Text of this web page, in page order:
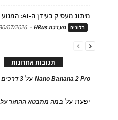
מיתוג מעסיק בעידן ה-AI: המנוע הכלכלי של גיוס ושימור טלנטים
בלוגים מערכת HRus -
07/2026
תגובות אחרונות
Nano Banana 2 Proעל 3 דרכים לבניית ביטחון עצמי של עובדים
יפעתעל במה מתבטא ההחזר